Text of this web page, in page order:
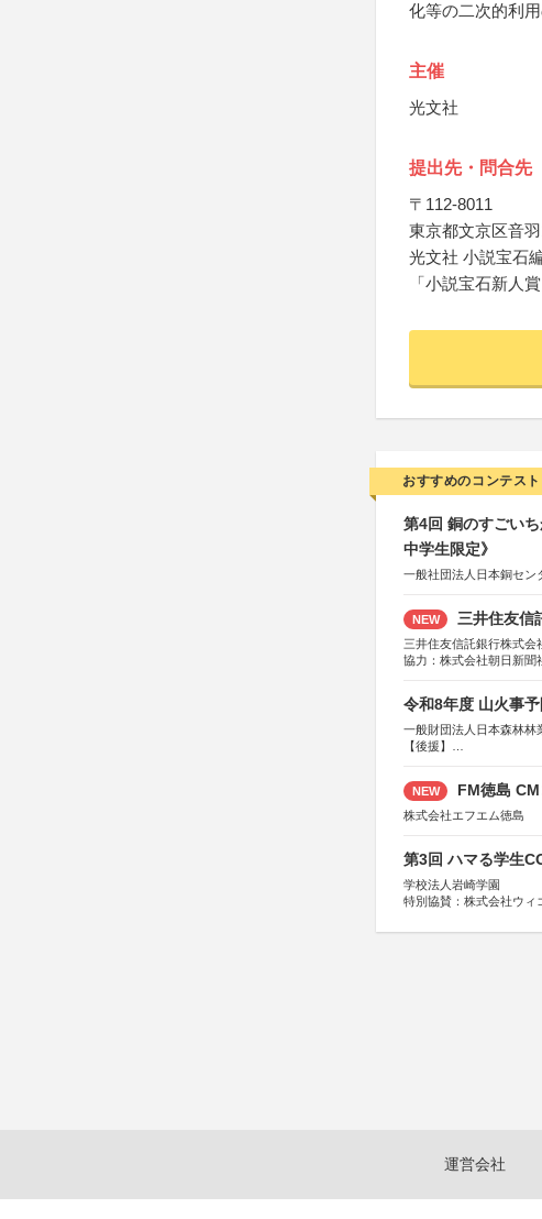
化等の二次的利
主催
光文社
提出先・問合先
〒112-8011
東京都文京区音
光文社 小説宝石
「小説宝石新人
おすすめのコンテスト
第4回 銅のすごい
中学生限定》
一般社団法人日本銅セン
NEW 三井住友信
三井住友信託銀行株式会
協力：株式会社朝日新聞
令和8年度 山火事
一般財団法人日本森林林
【後援】
NEW FM徳島
株式会社エフエム徳島
第3回 ハマる学生
学校法人岩崎学園
特別協賛：株式会社ウィ
運営会社